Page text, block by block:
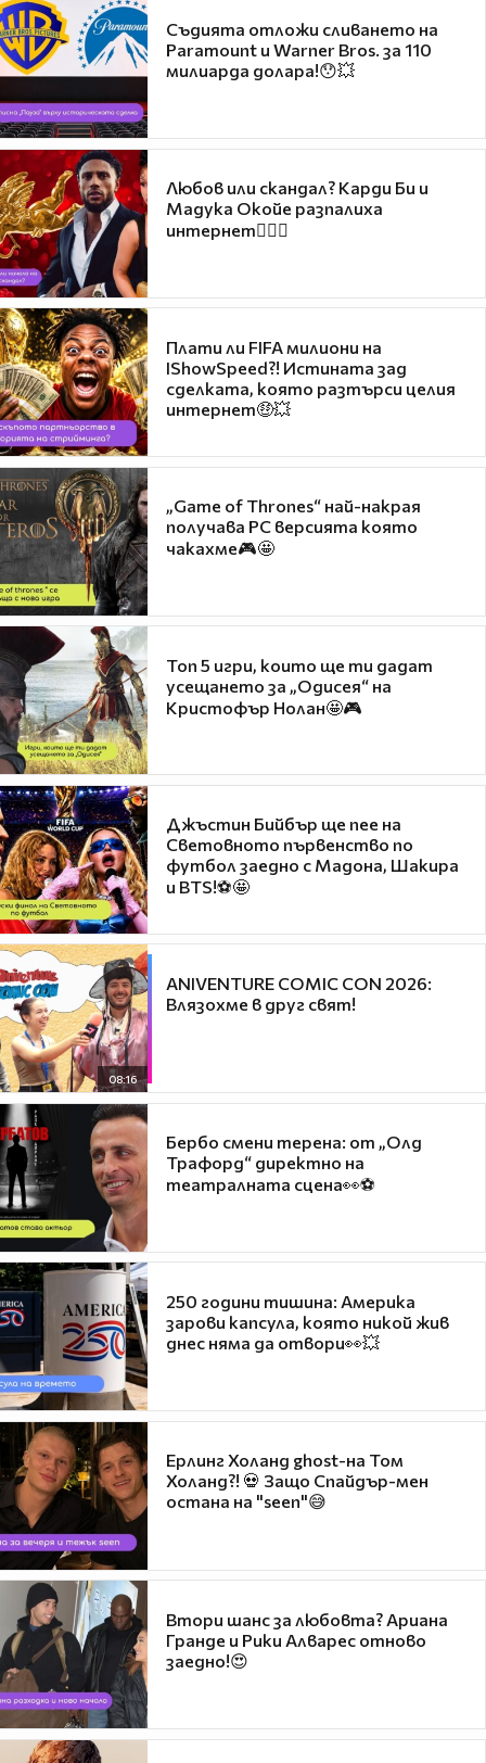
Съдията отложи сливането на
Paramount и Warner Bros. за 110
милиарда долара!😯💥
Любов или скандал? Карди Би и
Мадука Окойе разпалиха
интернет❤️‍🔥🔥
Плати ли FIFA милиони на
IShowSpeed?! Истината зад
сделката, която разтърси целия
интернет🤑💥
„Game of Thrones“ най-накрая
получава PC версията която
чакахме🎮🤩
Топ 5 игри, които ще ти дадат
усещането за „Одисея“ на
Кристофър Нолан🤩🎮
Джъстин Бийбър ще пее на
Световното първенство по
футбол заедно с Мадона, Шакира
и BTS!⚽🤩
08:16
ANIVENTURE COMIC CON 2026:
Влязохме в друг свят!
Бербо смени терена: от „Олд
Трафорд“ директно на
театралната сцена👀⚽
250 години тишина: Америка
зарови капсула, която никой жив
днес няма да отвори👀💥
Ерлинг Холанд ghost-на Том
Холанд?! 💀 Защо Спайдър-мен
остана на "seen"😅
Втори шанс за любовта? Ариана
Гранде и Рики Алварес отново
заедно!😍